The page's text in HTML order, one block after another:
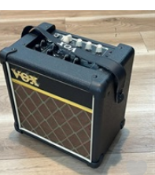
PEAVEY
PIGNOSE
POLYTONE
REVV Roland
music
String Driver
tc electronic
TECH21